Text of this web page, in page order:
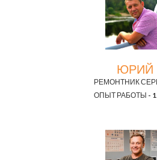
ЮРИЙ
РЕМОНТНИК
ОПЫТ РАБОТЫ -